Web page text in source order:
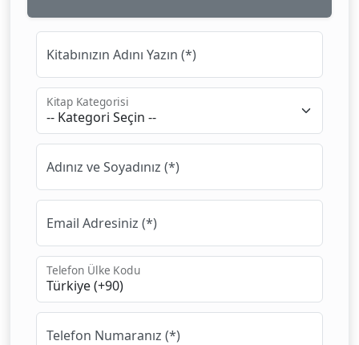
Kitabınızın Adını Yazın (*)
Kitap Kategorisi
Adınız ve Soyadınız (*)
Email Adresiniz (*)
Telefon Ülke Kodu
Telefon Numaranız (*)